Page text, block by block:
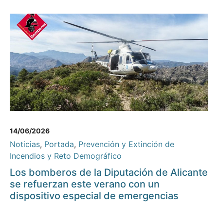
14/06/2026
Noticias, Portada, Prevención y Extinción de
Incendios y Reto Demográfico
Los bomberos de la Diputación de Alicante
se refuerzan este verano con un
dispositivo especial de emergencias